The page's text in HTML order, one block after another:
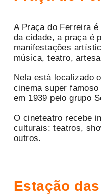
A Praça do Ferreira
da cidade, a praça é
manifestações
música, teatro,
Nela está localizado
cinema super
em 1939 pelo grupo
O cineteatro recebe
culturais: teatros,
outros.
Estação